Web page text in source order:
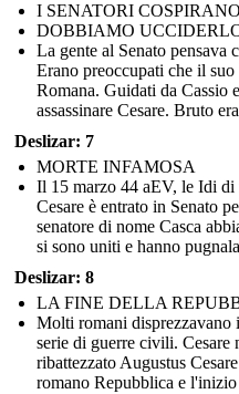
I SENATORI COSPIRANO
DOBBIAMO
La gente al Senato pensava
Erano preoccupati che il
Romana. Guidati da Cassio
assassinare Cesare. Bruto
Deslizar: 7
MORTE INFAMOSA
Il 15 marzo 44 aEV, le Idi
Cesare è entrato in Senato
senatore di nome Casca
si sono uniti e hanno
Deslizar: 8
LA FINE DELLA
Molti romani disprezzavano
serie di guerre civili. Cesare
ribattezzato Augustus
romano Repubblica e